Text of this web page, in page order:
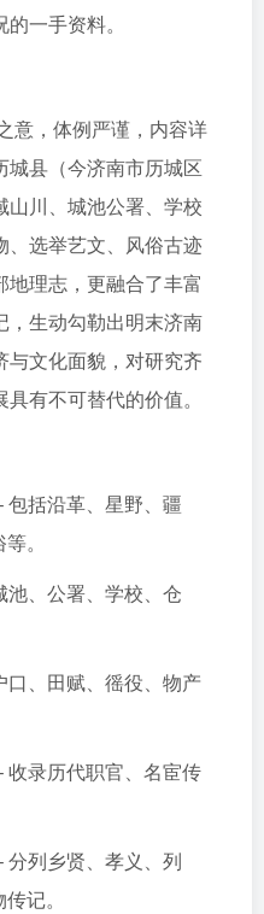
一手资料。
意，体例严谨，内容详
城县（今济南市历城区
山川、城池公署、学校
、选举艺文、风俗古迹
理志，更融合了丰富
，生动勾勒出明末济南
文化面貌，对研究齐
有不可替代的价值。
括沿革、星野、疆
。
、公署、学校、仓
、田赋、徭役、物产
录历代职官、名宦传
列乡贤、孝义、列
记。